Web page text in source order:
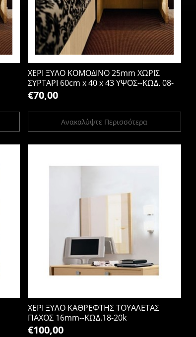
ΧΕΡΙ ΞΥΛΟ ΚΟΜΟΔΙΝΟ 25mm ΧΩΡΙΣ
ΣΥΡΤΑΡΙ 60cm x 40 x 43 ΥΨΟΣ--ΚΩΔ. 08-
20b-0s
€70,00
Ανακαλύψτε Περισσότερα
ΧΕΡΙ ΞΥΛΟ ΚΑΘΡΕΦΤΗΣ ΤΟΥΑΛΕΤΑΣ
ΠΑΧΟΣ 16mm--ΚΩΔ.18-20k
€100,00